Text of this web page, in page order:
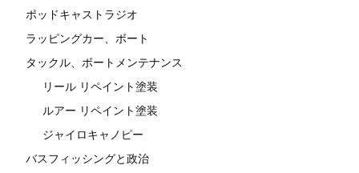
ポッドキャストラジオ
ラッピングカー、ボート
タックル、ボートメンテナンス
リール リペイント塗装
ルアー リペイント塗装
ジャイロキャノピー
バスフィッシングと政治